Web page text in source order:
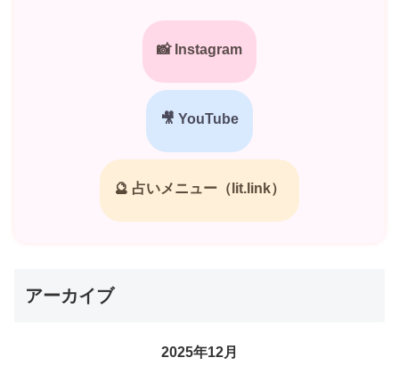
📸 Instagram
🎥 YouTube
🔮 占いメニュー（lit.link）
アーカイブ
2025年12月